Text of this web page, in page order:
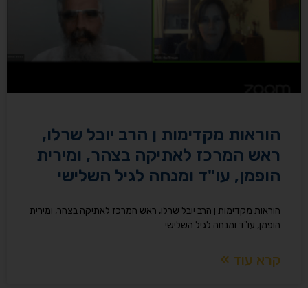
הוראות מקדימות ן הרב יובל שרלו,
ראש המרכז לאתיקה בצהר, ומירית
הופמן, עו"ד ומנחה לגיל השלישי
הוראות מקדימות ן הרב יובל שרלו, ראש המרכז לאתיקה בצהר, ומירית
הופמן, עו"ד ומנחה לגיל השלישי
קרא עוד »